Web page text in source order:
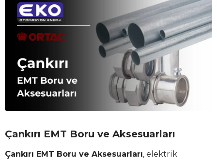
Çankırı EMT Boru ve Aksesuarları
Çankırı EMT Boru ve Aksesuarları, elektrik